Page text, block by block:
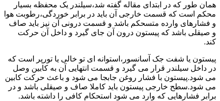
همان طور که در ابتدای مقاله گفته شد،سیلندر یک محفظه بسیار
محکم است که قسمت خارجی آن باید در برابر خوردگی،رطوبت هوا
و فشارهای وارده متسحکم باشد و قسمت درونی آن نیز باید صاف
و صیقلی باشد که پیستون درون آن جای گیرد و داخل آن حرکت
کند.
پیستون یا شفت جک آسانسور،استوانه ای تو خالی یا تورپر است که
در داخل سیلندر قرار می گیرد و قسمت انتهایی آن به کابین وصل
می شود.پیستون با فشار روغن جابجا می شود و باعث حرکت کابین
می شود.سطح خارجی پیستون باید کاملا صاف و صیقلی باشد و در
برابر فشارهایی که وارد می شود استحکام کافی را داشته باشد.